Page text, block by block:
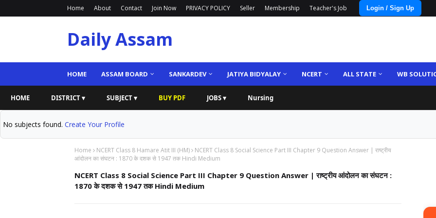
Home About Contact Join Now PRIVACY POLICY Seller Membership Teacher's Job Login / Sign Up
Daily Assam
HOME ASSAM BOARD SANKARDEV JATIYA BIDYALAY NCERT ALL STATE WB
HOME DISTRICT ▾ SUBJECT ▾ BUY PDF JOBS ▾ Nursing
No subjects found. Create Your Profile
Home NCERT Class 8 Hamare Atit III (HM)
NCERT Class 8 Social Science Part III Chapter 9 Question Answer | राष्ट्रीय
आंदोलन का संघटन : 1870 के दशक से 1947 तक Hindi Medium
NCERT Class 8 Social Science Part III Chapter 9 Question Answer | राष्ट्रीय आंदोलन का संघटन :
1870 के दशक से 1947 तक Hindi Medium